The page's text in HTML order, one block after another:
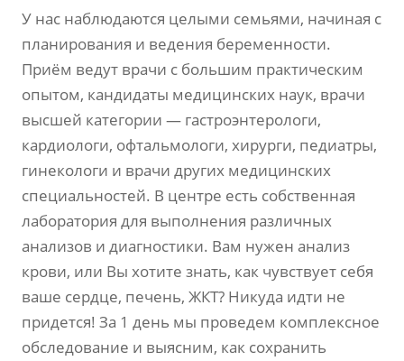
У нас наблюдаются целыми семьями, начиная с
планирования и ведения беременности.
Приём ведут врачи с большим практическим
опытом, кандидаты медицинских наук, врачи
высшей категории — гастроэнтерологи,
кардиологи, офтальмологи, хирурги, педиатры,
гинекологи и врачи других медицинских
специальностей. В центре есть собственная
лаборатория для выполнения различных
анализов и диагностики. Вам нужен анализ
крови, или Вы хотите знать, как чувствует себя
ваше сердце, печень, ЖКТ? Никуда идти не
придется! За 1 день мы проведем комплексное
обследование и выясним, как сохранить